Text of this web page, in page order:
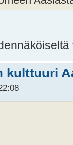
kulttuuri